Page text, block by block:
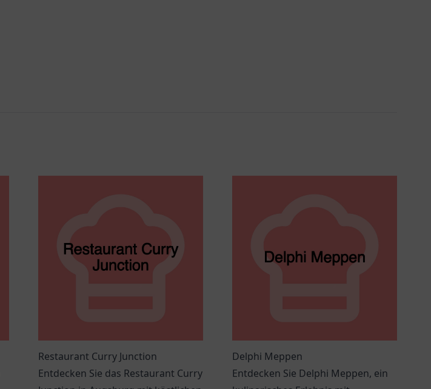
Restaurant Curry Junction
Entdecken Sie das Restaurant Curry
Delphi Meppen
Entdecken Sie Delphi Meppen, ein